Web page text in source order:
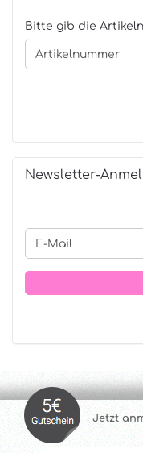
BITTE
GIB
DIE
Bitte gib die
Newsletter-
ZUR
E-
Mail
Jetzt